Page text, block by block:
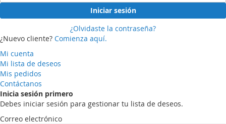
Iniciar sesión
¿Olvidaste la contraseña?
¿Nuevo cliente? Comienza aquí.
Mi cuenta
Mi lista de deseos
Mis pedidos
Contáctanos
Inicia sesión primero
Debes iniciar sesión para gestionar tu lista de deseos.
Correo electrónico